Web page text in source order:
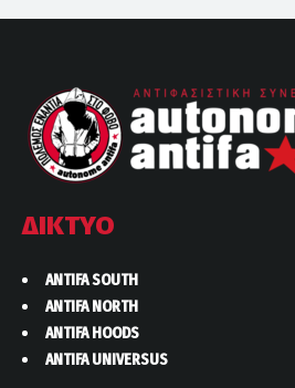
ΔΙΚΤΥΟ
ANTIFA SOUTH
ANTIFA NORTH
ANTIFA HOODS
ANTIFA UNIVERSUS